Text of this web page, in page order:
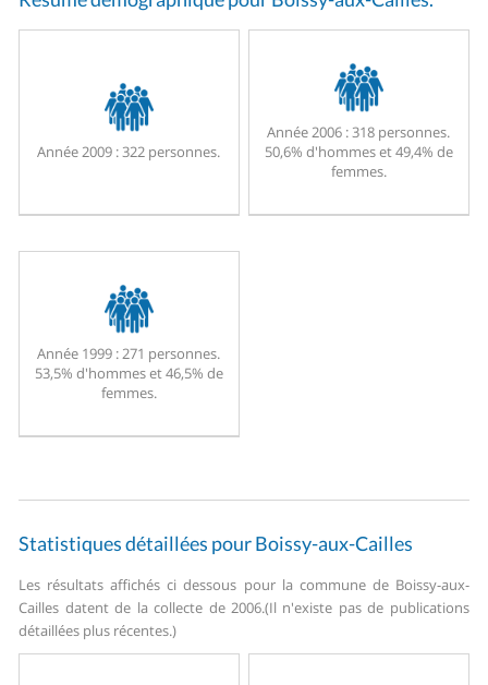
Année 2009 :322 personnes.
Année 2006 :318 personnes.
50,6% d'hommes et 49,4% de
femmes.
Année 1999 :271 personnes.
53,5% d'hommes et 46,5% de
femmes.
Statistiques détaillées pour Boissy-aux-Cailles
Les résultats affichés ci dessous pour la commune de Boissy-aux-
Cailles datent de la collecte de 2006.(Il n'existe pas de publications
détaillées plus récentes.)